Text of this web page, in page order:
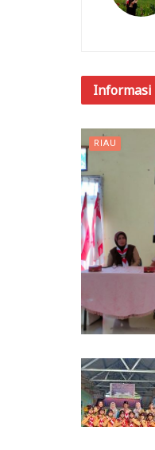
Informasi
RIAU